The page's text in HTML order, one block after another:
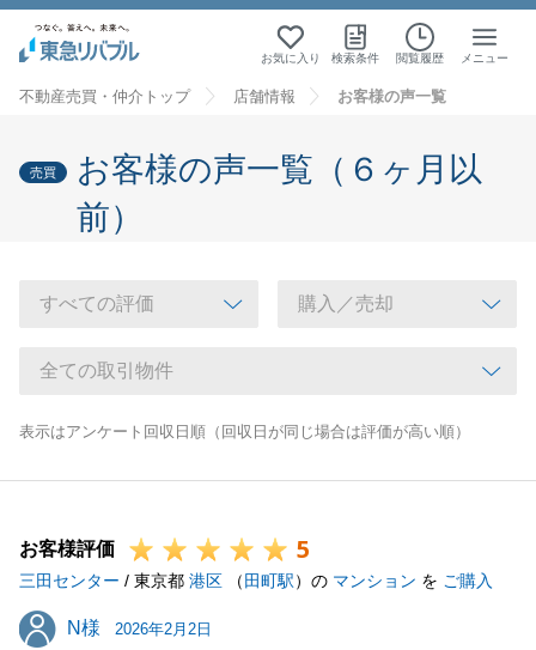
お気に入り 検索条件 閲覧履歴 メニュー
不動産売買・仲介トップ 店舗情報 お客様の声一覧
売買
お客様の声一覧（６ヶ月以
前）
表示はアンケート回収日順（回収日が同じ場合は評価が高い順）
お客様評価 5
三田センター / 東京都 港区 （ 田町駅）の マンション を ご購入
N様
N様 2026年2月2日